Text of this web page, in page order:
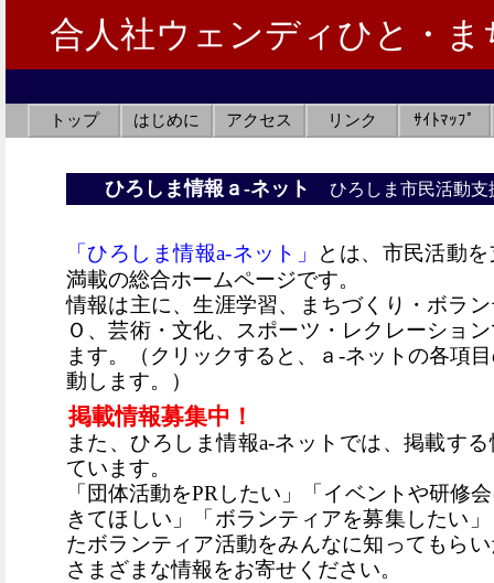
トップ はじめに アクセス リンク ｻｲﾄﾏｯﾌﾟ
ひろしま情報ａ-ネット ひろしま市民活動
「ひろしま情報a-ネット」
とは、市民活動
満載の総合ホームページです。
情報は主に、生涯学習、まちづくり・ボラ
Ｏ、芸術・文化、スポーツ・レクレーショ
ます。（クリックすると、ａ-ネットの各項
動します。）
掲載情報募集中！
また、ひろしま情報a-ネットでは、掲載す
ています。
「団体活動をPRしたい」「イベントや研修
きてほしい」「ボランティアを募集したい
たボランティア活動をみんなに知ってもら
さまざまな情報をお寄せください。